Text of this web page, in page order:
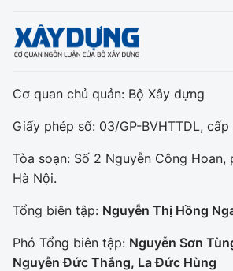
Cơ quan chủ quản: Bộ Xây dựng
Giấy phép số: 03/GP-BVHTTDL,
Tòa soạn: Số 2 Nguyễn Công Hoan,
Hà Nội.
Tổng biên tập: Nguyễn Thị Hồng
Phó Tổng biên tập: Nguyễn Sơn
Nguyễn Đức Thắng, La Đức Hùng